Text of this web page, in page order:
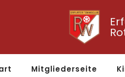
Mitgliederseite